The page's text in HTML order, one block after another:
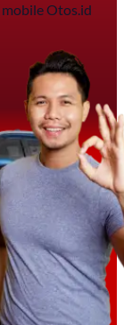
Otos.id